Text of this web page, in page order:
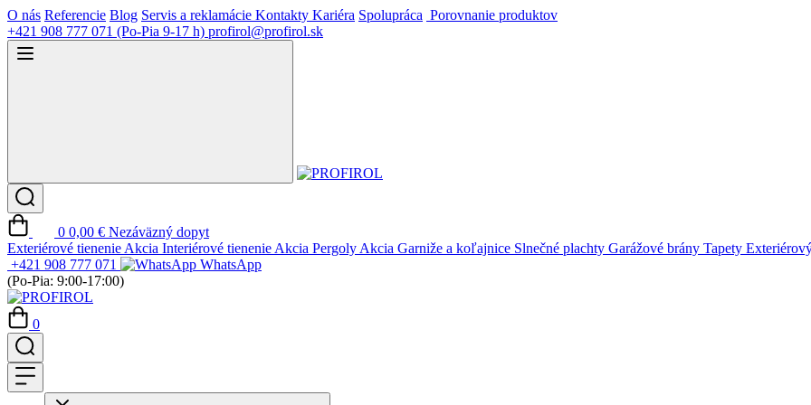
O nás Referencie Blog Servis a reklamácie Kontakty Kariéra Spolupráca Porovnanie produktov
+421 908 777 071 (Po-Pia 9-17 h) profirol@profirol.sk
0 0,00 € Nezáväzný dopyt
Exteriérové tienenie Akcia Interiérové tienenie Akcia Pergoly Akcia Garniže a koľajnice Slnečné plachty Garážové brány Tapety
+421 908 777 071
WhatsApp
(Po-Pia: 9:00-17:00)
0